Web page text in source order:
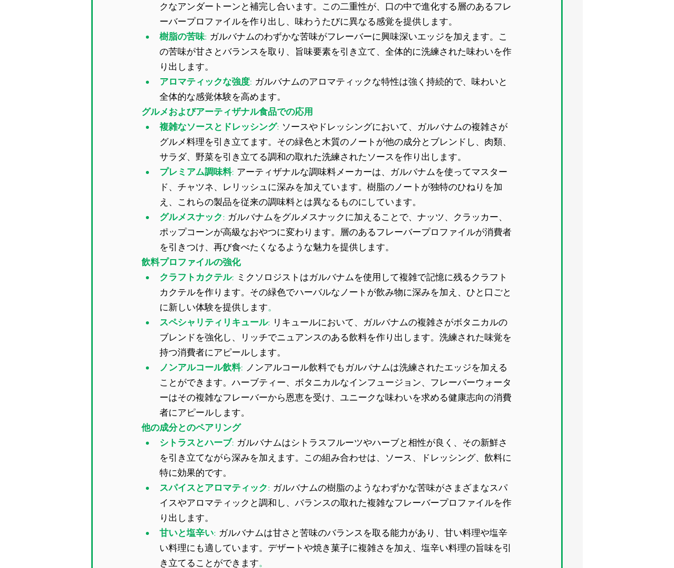
クなアンダートーンと補完し合います。この二重性が、口の中で進化する層のあるフレ
ーバープロファイルを作り出し、味わうたびに異なる感覚を提供します。
樹脂の苦味: ガルバナムのわずかな苦味がフレーバーに興味深いエッジを加えます。こ
の苦味が甘さとバランスを取り、旨味要素を引き立て、全体的に洗練された味わいを作
り出します。
アロマティックな強度: ガルバナムのアロマティックな特性は強く持続的で、味わいと
全体的な感覚体験を高めます。
グルメおよびアーティザナル食品での応用
複雑なソースとドレッシング: ソースやドレッシングにおいて、ガルバナムの複雑さが
グルメ料理を引き立てます。その緑色と木質のノートが他の成分とブレンドし、肉類、
サラダ、野菜を引き立てる調和の取れた洗練されたソースを作り出します。
プレミアム調味料: アーティザナルな調味料メーカーは、ガルバナムを使ってマスター
ド、チャツネ、レリッシュに深みを加えています。樹脂のノートが独特のひねりを加
え、これらの製品を従来の調味料とは異なるものにしています。
グルメスナック: ガルバナムをグルメスナックに加えることで、ナッツ、クラッカー、
ポップコーンが高級なおやつに変わります。層のあるフレーバープロファイルが消費者
を引きつけ、再び食べたくなるような魅力を提供します。
飲料プロファイルの強化
クラフトカクテル: ミクソロジストはガルバナムを使用して複雑で記憶に残るクラフト
カクテルを作ります。その緑色でハーバルなノートが飲み物に深みを加え、ひと口ごと
に新しい体験を提供します。
スペシャリティリキュール: リキュールにおいて、ガルバナムの複雑さがボタニカルの
ブレンドを強化し、リッチでニュアンスのある飲料を作り出します。洗練された味覚を
持つ消費者にアピールします。
ノンアルコール飲料: ノンアルコール飲料でもガルバナムは洗練されたエッジを加える
ことができます。ハーブティー、ボタニカルなインフュージョン、フレーバーウォータ
ーはその複雑なフレーバーから恩恵を受け、ユニークな味わいを求める健康志向の消費
者にアピールします。
他の成分とのペアリング
シトラスとハーブ: ガルバナムはシトラスフルーツやハーブと相性が良く、その新鮮さ
を引き立てながら深みを加えます。この組み合わせは、ソース、ドレッシング、飲料に
特に効果的です。
スパイスとアロマティック: ガルバナムの樹脂のようなわずかな苦味がさまざまなスパ
イスやアロマティックと調和し、バランスの取れた複雑なフレーバープロファイルを作
り出します。
甘いと塩辛い: ガルバナムは甘さと苦味のバランスを取る能力があり、甘い料理や塩辛
い料理にも適しています。デザートや焼き菓子に複雑さを加え、塩辛い料理の旨味を引
き立てることができます。